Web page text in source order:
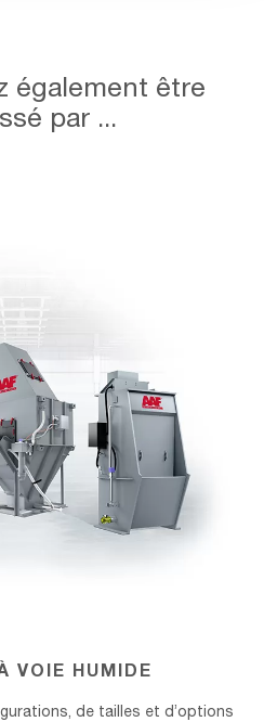
également être
par ...
VOIE HUMIDE
de tailles et d’options